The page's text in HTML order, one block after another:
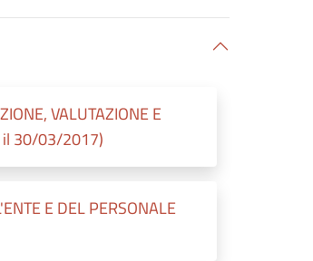
VALUTAZIONE E
il 30/03/2017)
E DEL PERSONALE